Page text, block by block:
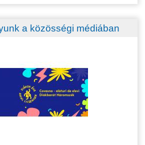
a közösségi médiában